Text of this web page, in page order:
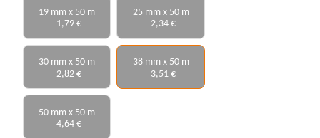
19 mm x 50 m
1,79 €
25 mm x 50 m
2,34 €
30 mm x 50 m
2,82 €
38 mm x 50 m
3,51 €
50 mm x 50 m
4,64 €